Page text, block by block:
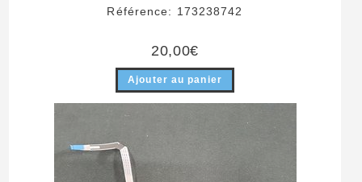
Référence: 173238742
20,00€
Ajouter au panier